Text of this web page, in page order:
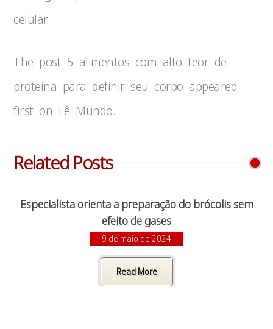
celular.
The post 5 alimentos com alto teor de
proteína para definir seu corpo appeared
first on Lê Mundo.
Related Posts
Especialista orienta a preparação do brócolis sem
efeito de gases
9 de maio de 2024
Read More